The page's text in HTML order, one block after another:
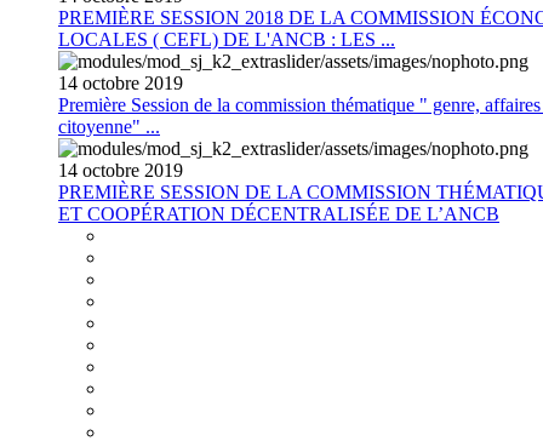
PREMIÈRE SESSION 2018 DE LA COMMISSION
LOCALES ( CEFL) DE L'ANCB : LES ...
14 octobre 2019
Première Session de la commission thématique " genre,
citoyenne" ...
14 octobre 2019
PREMIÈRE SESSION DE LA COMMISSION
ET COOPÉRATION DÉCENTRALISÉE DE L’ANCB